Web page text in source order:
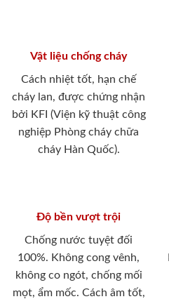
Vật liệu chống cháy
Cách nhiệt tốt, hạn chế
cháy lan, được chứng nhận
bởi KFI (Viện kỹ thuật công
nghiệp Phòng cháy chữa
cháy Hàn Quốc).
Độ bền vượt trội
Chống nước tuyệt đối
100%. Không cong vênh,
không co ngót, chống mối
mọt, ẩm mốc. Cách âm tốt,